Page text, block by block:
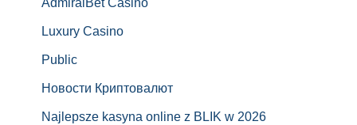
Luxury Casino
Public
Новости Криптовалют
Najlepsze kasyna online z BLIK w 2026